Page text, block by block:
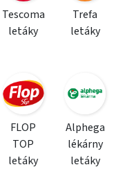
Tescoma
letáky
Trefa
letáky
FLOP
TOP
letáky
Alphega
lékárny
letáky